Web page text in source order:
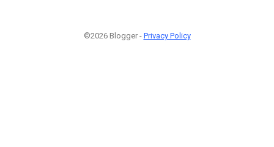
©2026 Blogger - Privacy Policy